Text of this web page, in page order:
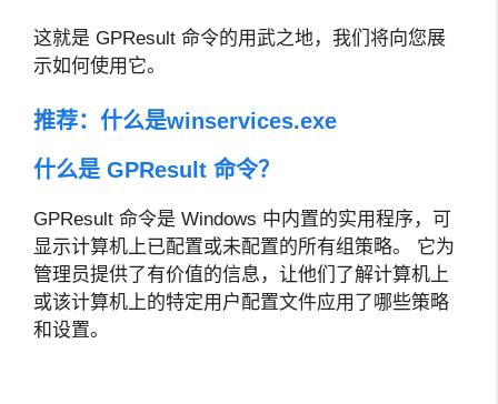
这就是 GPResult 命令的用武之地，我们将向您展
示如何使用它。
推荐： 什么是winservices.exe
什么是 GPResult 命令？
GPResult 命令是 Windows 中内置的实用程序，可
显示计算机上已配置或未配置的所有组策略。 它为
管理员提供了有价值的信息，让他们了解计算机上
或该计算机上的特定用户配置文件应用了哪些策略
和设置。